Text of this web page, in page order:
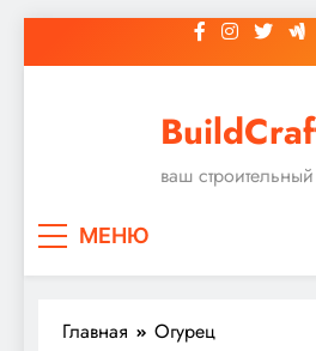
к
ваш
МЕНЮ
Главная Огурец